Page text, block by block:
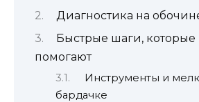
Диагностика на
Быстрые шаги, которые
помогают
Инструменты и
бардачке